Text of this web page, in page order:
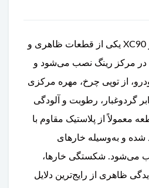
درپوش وسط رینگ ولوو XC90 یکی از قطعات ظاهری و
مرکز رینگ نصب می‌شود و
از توپی چرخ، مهره مرکزی
گردوغبار، رطوبت و آلودگی
معمولاً از پلاستیک مقاوم با
شده و به‌وسیله خارهای
می‌شود. شکستگی خارها،
ظاهری از رایج‌ترین دلایل